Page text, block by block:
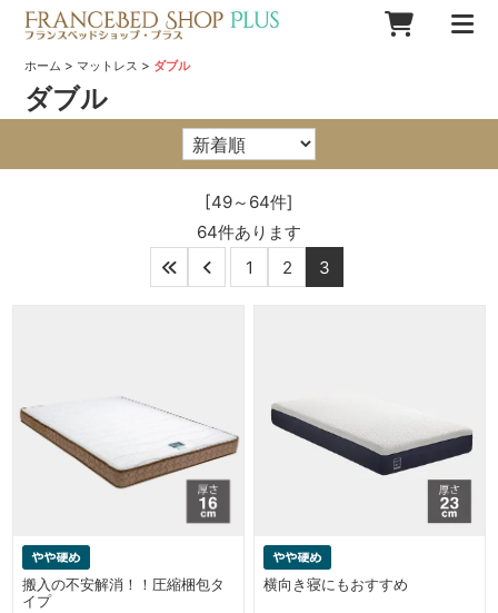
ホーム > マットレス > ダブル
ダブル
[49～64件]
64件あります
1
2 3
搬入の不安解消！！圧縮梱包タ
イプ
横向き寝にもおすすめ